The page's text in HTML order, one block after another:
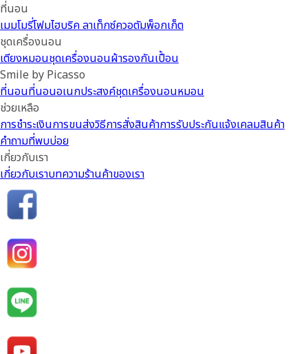
ที่นอน
เมมโมรี่โฟมไฮบริค ลาเท็กซ์ควอตัมพ็อกเก็ต
ชุดเครื่องนอน
เตียงหมอนชุดเครื่องนอนผ้ารองกันเปื้อน
Smile by Picasso
ที่นอนที่นอนอเนกประสงค์ชุดเครื่องนอนหมอน
ช่วยเหลือ
การชำระเงินการขนส่งวิธีการสั่งสินค้าการรับประกันแจ้งเคลมสินค้า
คำถามที่พบบ่อย
เกี่ยวกับเรา
เกี่ยวกับเราบทความร้านค้าของเรา